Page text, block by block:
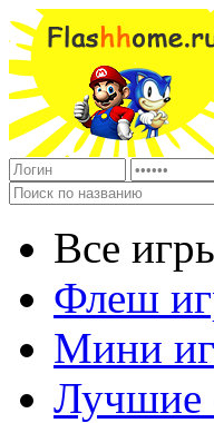
Все
Флеш
Мини
Лучшие